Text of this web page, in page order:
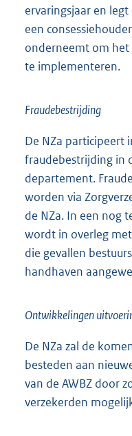
ervaringsjaar en
een
onderneemt om
te implementeren.
Fraudebestrijding
De NZa participeert
fraudebestrijding in
departement.
worden via
de NZa. In een nog
wordt in overleg
die gevallen
handhaven
Ontwikkelingen
De NZa zal de
besteden aan
van de AWBZ door
verzekerden